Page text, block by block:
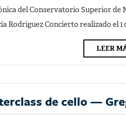
del Conservatorio Superior de
Rodríguez Concierto realizado el 1
LEER
de cello —